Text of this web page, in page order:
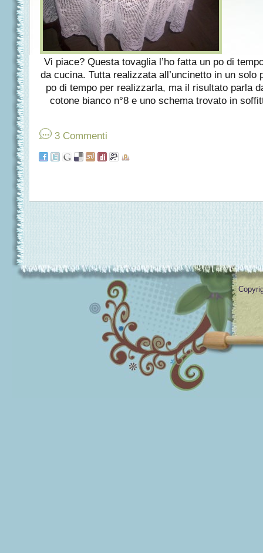
Vi piace? Questa tovaglia l’ho fatta un po di
da cucina. Tutta realizzata all’uncinetto in un
po di tempo per realizzarla, ma il risultato parla
cotone bianco n°8 e uno schema trovato in
3 Commenti